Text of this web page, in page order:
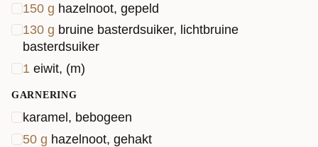
150 g hazelnoot, gepeld
130 g bruine basterdsuiker, lichtbruine
basterdsuiker
1 eiwit, (m)
GARNERING
karamel, bebogeen
50 g hazelnoot, gehakt